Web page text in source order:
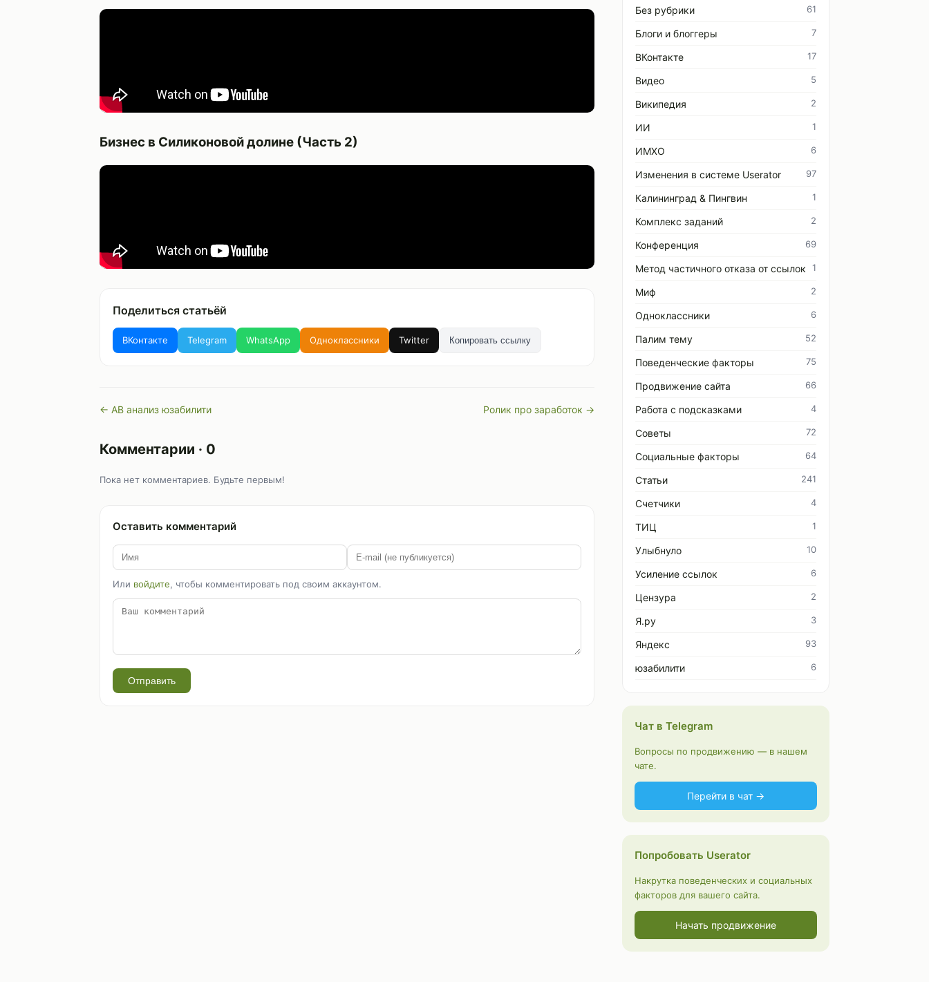
Бизнес в Силиконовой долине (Часть 2)
Поделиться статьёй
ВКонтакте Telegram WhatsApp Одноклассники Twitter Копировать ссылку
← AB анализ юзабилити Ролик про заработок →
Комментарии · 0
Пока нет комментариев. Будьте первым!
Оставить комментарий
Или войдите, чтобы комментировать под своим аккаунтом.
Отправить
Без рубрики 61
Блоги и блоггеры 7
ВКонтакте 17
Видео 5
Википедия 2
ИИ 1
ИМХО 6
Изменения в системе Userator 97
Калининград & Пингвин 1
Комплекс заданий 2
Конференция 69
Метод частичного отказа от ссылок 1
Миф 2
Одноклассники 6
Палим тему 52
Поведенческие факторы 75
Продвижение сайта 66
Работа с подсказками 4
Советы 72
Социальные факторы 64
Статьи 241
Счетчики 4
ТИЦ 1
Улыбнуло 10
Усиление ссылок 6
Цензура 2
Я.ру 3
Яндекс 93
юзабилити 6
Чат в Telegram
Вопросы по продвижению — в нашем
чате.
Перейти в чат →
Попробовать Userator
Накрутка поведенческих и социальных
факторов для вашего сайта.
Начать продвижение